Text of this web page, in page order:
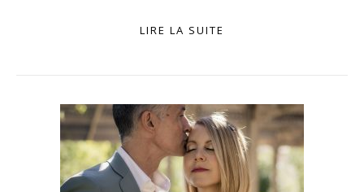
LIRE LA SUITE